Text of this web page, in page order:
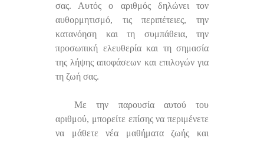
σας. Αυτός ο αριθμός δηλώνει τον
αυθορμητισμό, τις περιπέτειες, την
κατανόηση και τη συμπάθεια, την
προσωπική ελευθερία και τη σημασία
της λήψης αποφάσεων και επιλογών για
τη ζωή σας.
Με την παρουσία αυτού του
αριθμού, μπορείτε επίσης να περιμένετε
να μάθετε νέα μαθήματα ζωής και